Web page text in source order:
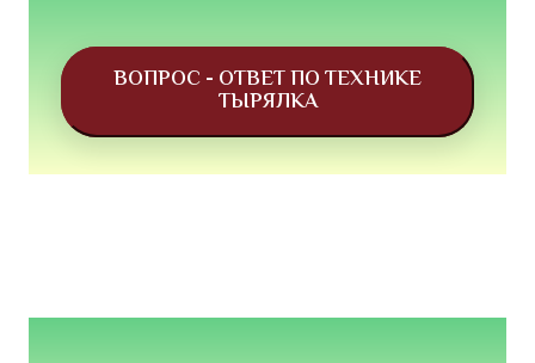
ВОПРОС - ОТВЕТ ПО ТЕХНИКЕ
ТЫРЯЛКА